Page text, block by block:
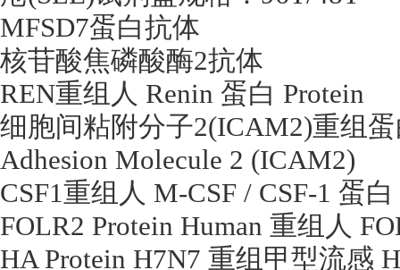
MFSD7蛋白抗体
核苷酸焦磷酸酶2抗体
REN重组人 Renin 蛋白 Protein
细胞间粘附分子2(ICAM2)重组
Adhesion Molecule 2 (ICAM2)
CSF1重组人 M-CSF / CSF-1 蛋白
FOLR2 Protein Human 重组人
HA Protein H7N7 重组甲型流感